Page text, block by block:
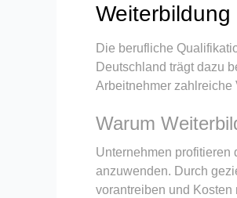
Die berufliche
Deutschland trägt dazu
Arbeitnehmer zahlreiche
Warum
Unternehmen profitieren
anzuwenden. Durch
vorantreiben und